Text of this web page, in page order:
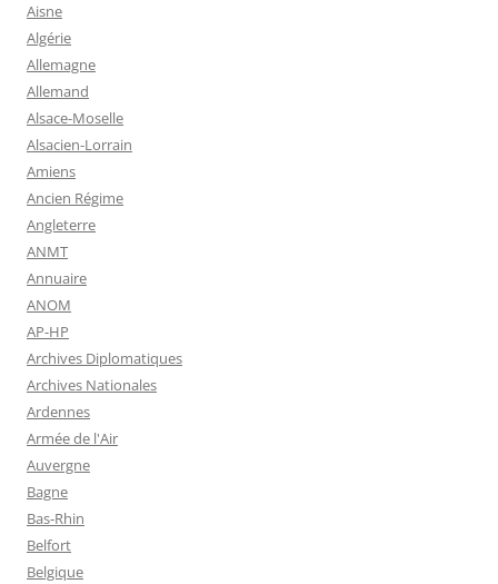
Aisne
Algérie
Allemagne
Allemand
Alsace-Moselle
Alsacien-Lorrain
Amiens
Ancien Régime
Angleterre
ANMT
Annuaire
ANOM
AP-HP
Archives Diplomatiques
Archives Nationales
Ardennes
Armée de l'Air
Auvergne
Bagne
Bas-Rhin
Belfort
Belgique